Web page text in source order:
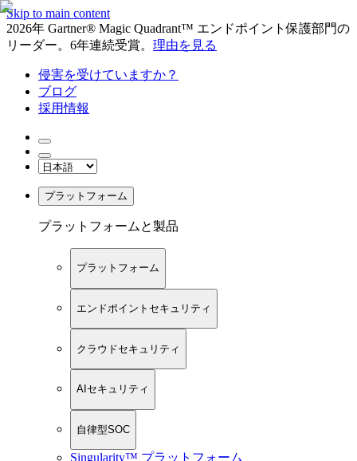
Skip to main content
2026年 Gartner® Magic Quadrant™ エンドポイント保護部門の
リーダー。6年連続受賞。 理由を見る
侵害を受けていますか？
ブログ
採用情報
プラットフォーム
プラットフォームと製品
プラットフォーム
エンドポイントセキュリティ
クラウドセキュリティ
AIセキュリティ
自律型SOC
Singularity™ プラットフォーム